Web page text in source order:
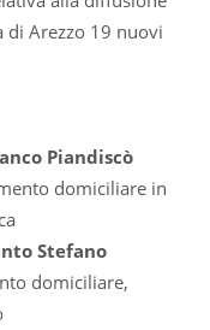
di Arezzo 19 nuovi
Piandiscò
domiciliare in
Stefano
domiciliare,